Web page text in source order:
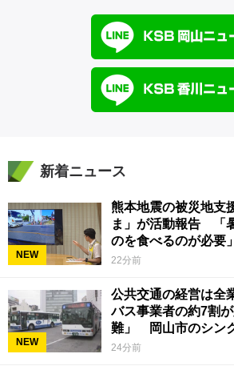
新着ニュース
NEW
熊本地震の被災地支
ま」が活動報告 「
のを食べるのが必要」
22分前
NEW
公共交通の経営は全
バス事業者の約7割
難」 岡山市のシン
24分前